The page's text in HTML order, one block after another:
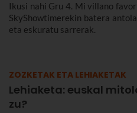
Ikusi nahi Gru 4. Mi villano
SkyShowtimerekin batera
eta eskuratu sarrerak.
ZOZKETAK ETA LEHIAKETAK
Lehiaketa: euskal
zu?